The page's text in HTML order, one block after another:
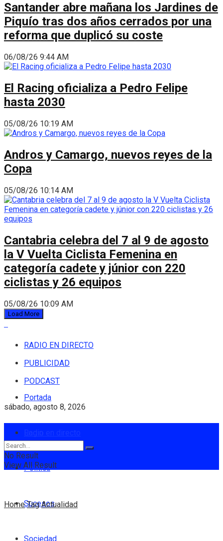
Santander abre mañana los Jardines de
Piquío tras dos años cerrados por una
reforma que duplicó su coste
06/08/26 9:44 AM
El Racing oficializa a Pedro Felipe
hasta 2030
05/08/26 10:19 AM
Andros y Camargo, nuevos reyes de la
Copa
05/08/26 10:14 AM
Cantabria celebra del 7 al 9 de agosto
la V Vuelta Ciclista Femenina en
categoría cadete y júnior con 220
ciclistas y 26 equipos
05/08/26 10:09 AM
Load More
RADIO EN DIRECTO
PUBLICIDAD
PODCAST
sábado, agosto 8, 2026
Portada
Política
Sucesos
Sociedad
No Result
View All Result
Home Tag Actualidad